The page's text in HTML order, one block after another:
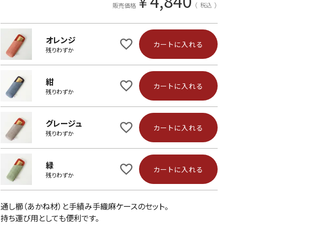
販売価格 税込
オレンジ
残りわずか
カートに入れる
紺
残りわずか
カートに入れる
グレージュ
残りわずか
カートに入れる
緑
残りわずか
カートに入れる
通し櫛（あかね材）と手績み手織麻ケースのセット。
持ち運び用としても便利です。